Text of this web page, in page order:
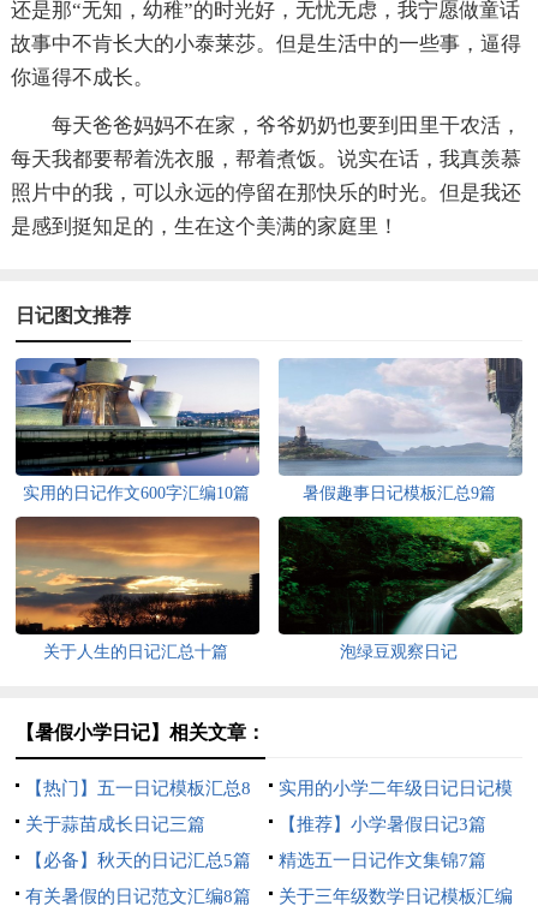
还是那“无知，幼稚”的时光好，无忧无虑，我宁愿做童话
故事中不肯长大的小泰莱莎。但是生活中的一些事，逼得
你逼得不成长。
每天爸爸妈妈不在家，爷爷奶奶也要到田里干农活，
每天我都要帮着洗衣服，帮着煮饭。说实在话，我真羡慕
照片中的我，可以永远的停留在那快乐的时光。但是我还
是感到挺知足的，生在这个美满的家庭里！
日记图文推荐
实用的日记作文600字汇编10篇 暑假趣事日记模板汇总9篇
关于人生的日记汇总十篇 泡绿豆观察日记
【暑假小学日记】相关文章：
【热门】五一日记模板汇总8
篇
实用的小学二年级日记日记模
板汇编九篇
关于蒜苗成长日记三篇
【推荐】小学暑假日记3篇
【必备】秋天的日记汇总5篇
精选五一日记作文集锦7篇
有关暑假的日记范文汇编8篇
关于三年级数学日记模板汇编